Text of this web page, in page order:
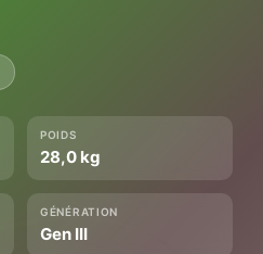
POIDS
28,0 kg
GÉNÉRATION
Gen III